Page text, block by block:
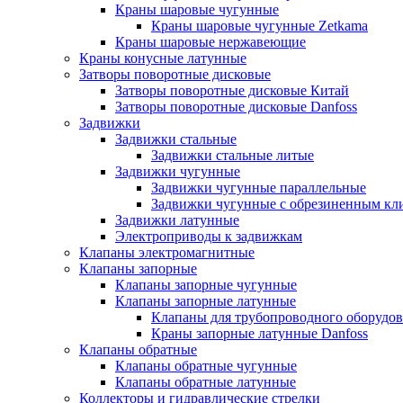
Краны шаровые чугунные
Краны шаровые чугунные Zetkama
Краны шаровые нержавеющие
Краны конусные латунные
Затворы поворотные дисковые
Затворы поворотные дисковые Китай
Затворы поворотные дисковые Danfoss
Задвижки
Задвижки стальные
Задвижки стальные литые
Задвижки чугунные
Задвижки чугунные параллельные
Задвижки чугунные с обрезиненным
Задвижки латунные
Электроприводы к задвижкам
Клапаны электромагнитные
Клапаны запорные
Клапаны запорные чугунные
Клапаны запорные латунные
Клапаны для трубопроводного
Краны запорные латунные Danfoss
Клапаны обратные
Клапаны обратные чугунные
Клапаны обратные латунные
Коллекторы и гидравлические стрелки